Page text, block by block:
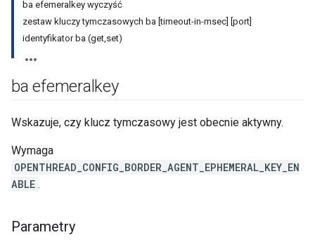
ba efemeralkey wyczyść
zestaw kluczy tymczasowych ba [timeout-in-msec] [port]
identyfikator ba (get,set)
ba efemeralkey
Wskazuje, czy klucz tymczasowy jest obecnie aktywny.
Wymaga
OPENTHREAD_CONFIG_BORDER_AGENT_EPHEMERAL_KEY_EN
ABLE .
Parametry